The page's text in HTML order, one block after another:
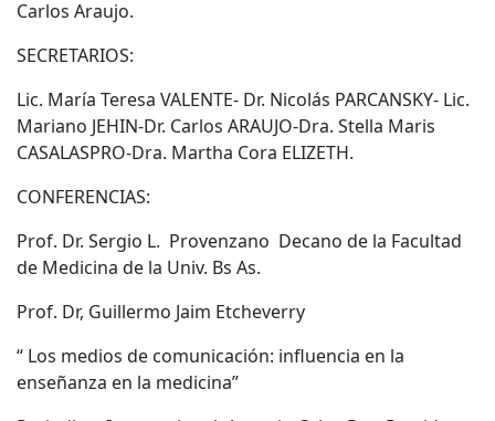
Carlos Araujo.
SECRETARIOS:
Lic. María Teresa VALENTE- Dr. Nicolás PARCANSKY- Lic.
Mariano JEHIN-Dr. Carlos ARAUJO-Dra. Stella Maris
CASALASPRO-Dra. Martha Cora ELIZETH.
CONFERENCIAS:
Prof. Dr. Sergio L. Provenzano Decano de la Facultad
de Medicina de la Univ. Bs As.
Prof. Dr, Guillermo Jaim Etcheverry
“ Los medios de comunicación: influencia en la
enseñanza en la medicina”